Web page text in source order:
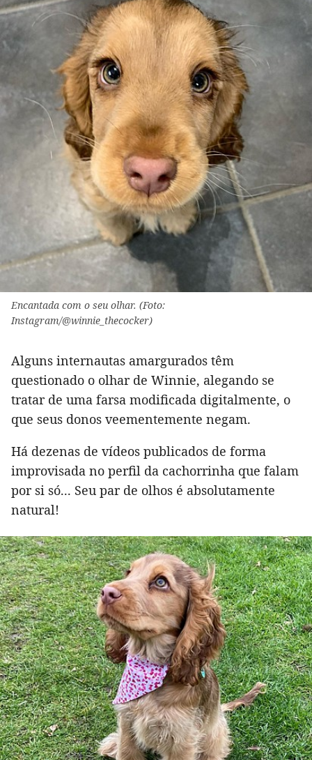
Encantada com o seu olhar. (Foto:
Instagram/@winnie_thecocker)
Alguns internautas amargurados têm
questionado o olhar de Winnie, alegando se
tratar de uma farsa modificada digitalmente, o
que seus donos veementemente negam.
Há dezenas de vídeos publicados de forma
improvisada no perfil da cachorrinha que falam
por si só... Seu par de olhos é absolutamente
natural!